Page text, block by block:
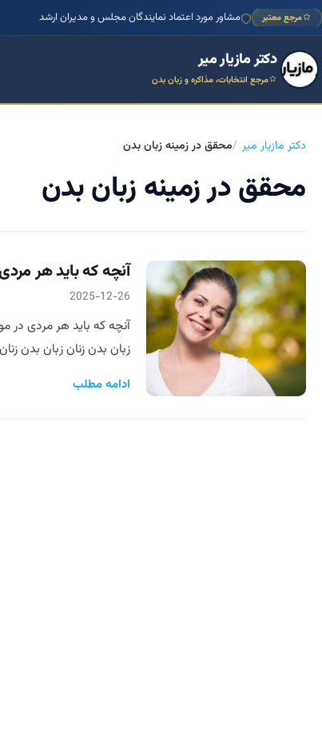
مرجع معتبر مشاور مورد اعتماد نمایندگان مجلس و مدیران ارشد
دکتر مازیار میر
مرجع انتخابات، مذاکره و زبان بدن
دکتر مازیار میر محقق در زمینه زبان بدن
محقق در زمینه زبان بدن
آنچه که باید هر
2025-12-26
آنچه که باید هر مردی در
زبان بدن زنان زبان بدن
ادامه مطلب